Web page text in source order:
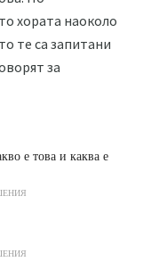
хората наоколо
те са запитани
за
е това и каква е